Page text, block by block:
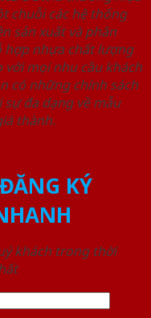
chuỗi các hệ thống
sản xuất và phân
hợp nhựa chất lượng
mọi nhu cầu khách
có những chính sách
sự đa dạng về mẫu
thành.
ĐĂNG KÝ
khách trong thời